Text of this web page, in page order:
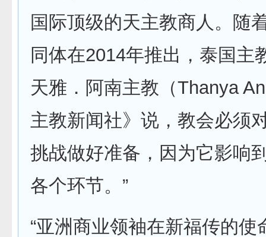
国际顶级的天主教商人。随
同体在2014年推出，泰国主
天雅．阿南主教（Thanya
主教新闻社》说，教会必须
挑战做好准备，因为它影响
各个环节。”
“亚洲商业领袖在新福传的使